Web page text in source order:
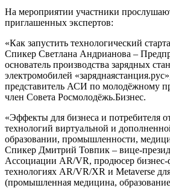
На мероприятии участники
приглашенных экспертов:
«Как запустить технологический
Спикер Светлана Андрианова –
основатель производства зарядных
электромобилей
представитель АСИ по молодёжному
член Совета Росмолодёжь.Бизнес.
«Эффекты для бизнеса и потребителя
технологий виртуальной и
образовании, промышленности,
Спикер Дмитрий Товпик – вице-
Ассоциации AR/VR, продюсер
технологиях AR/VR/XR и Metaverse
(промышленная медицина,